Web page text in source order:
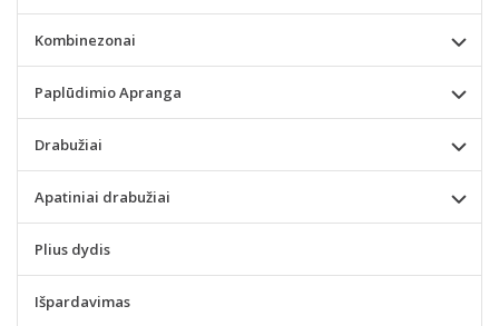
Kombinezonai
Paplūdimio Apranga
Drabužiai
Apatiniai drabužiai
Plius dydis
Išpardavimas